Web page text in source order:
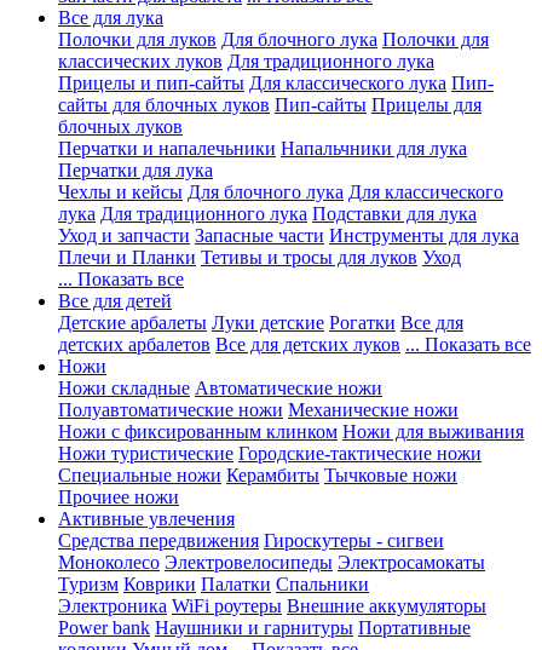
Все для лука
Полочки для луков Для блочного лука Полочки для
классических луков Для традиционного лука
Прицелы и пип-сайты Для классического лука Пип-
сайты для блочных луков Пип-сайты Прицелы для
блочных луков
Перчатки и напалечьники Напальчники для лука
Перчатки для лука
Чехлы и кейсы Для блочного лука Для классического
лука Для традиционного лука Подставки для лука
Уход и запчасти Запасные части Инструменты для лука
Плечи и Планки Тетивы и тросы для луков Уход
... Показать все
Все для детей
Детские арбалеты Луки детские Рогатки Все для
детских арбалетов Все для детских луков ... Показать все
Ножи
Ножи складные Автоматические ножи
Полуавтоматические ножи Механические ножи
Ножи с фиксированным клинком Ножи для выживания
Ножи туристические Городские-тактические ножи
Специальные ножи Керамбиты Тычковые ножи
Прочиее ножи
Активные увлечения
Средства передвижения Гироскутеры - сигвеи
Моноколесо Электровелосипеды Электросамокаты
Туризм Коврики Палатки Спальники
Электроника WiFi роутеры Внешние аккумуляторы
Power bank Наушники и гарнитуры Портативные